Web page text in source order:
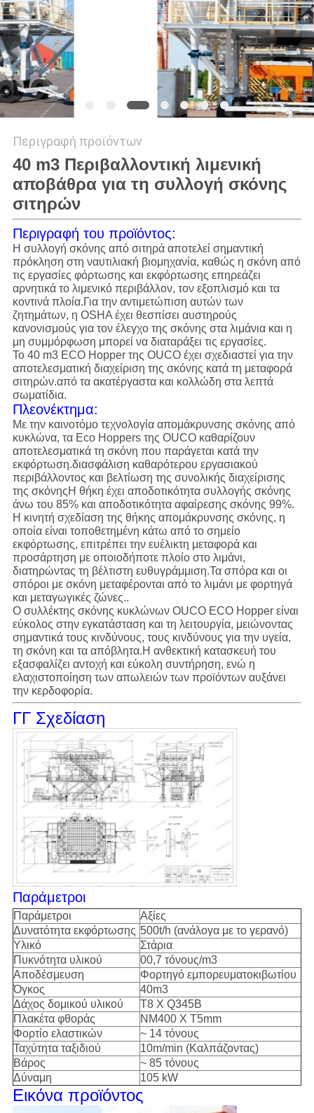
Περιγραφή προϊόντων
40 m3 Περιβαλλοντική λιμενική
αποβάθρα για τη συλλογή σκόνης
σιτηρών
Περιγραφή του προϊόντος:
Η συλλογή σκόνης από σιτηρά αποτελεί σημαντική
πρόκληση στη ναυτιλιακή βιομηχανία, καθώς η σκόνη από
τις εργασίες φόρτωσης και εκφόρτωσης επηρεάζει
αρνητικά το λιμενικό περιβάλλον, τον εξοπλισμό και τα
κοντινά πλοία.Για την αντιμετώπιση αυτών των
ζητημάτων, η OSHA έχει θεσπίσει αυστηρούς
κανονισμούς για τον έλεγχο της σκόνης στα λιμάνια και η
μη συμμόρφωση μπορεί να διαταράξει τις εργασίες.
Το 40 m3 ECO Hopper της OUCO έχει σχεδιαστεί για την
αποτελεσματική διαχείριση της σκόνης κατά τη μεταφορά
σιτηρών.από τα ακατέργαστα και κολλώδη στα λεπτά
σωματίδια.
Πλεονέκτημα:
Με την καινοτόμο τεχνολογία απομάκρυνσης σκόνης από
κυκλώνα, τα Eco Hoppers της OUCO καθαρίζουν
αποτελεσματικά τη σκόνη που παράγεται κατά την
εκφόρτωση.διασφάλιση καθαρότερου εργασιακού
περιβάλλοντος και βελτίωση της συνολικής διαχείρισης
της σκόνηςΗ θήκη έχει αποδοτικότητα συλλογής σκόνης
άνω του 85% και αποδοτικότητα αφαίρεσης σκόνης 99%.
Η κινητή σχεδίαση της θήκης απομάκρυνσης σκόνης, η
οποία είναι τοποθετημένη κάτω από το σημείο
εκφόρτωσης, επιτρέπει την ευέλικτη μεταφορά και
προσάρτηση με οποιοδήποτε πλοίο στο λιμάνι,
διατηρώντας τη βέλτιστη ευθυγράμμιση.Τα σπόρα και οι
σπόροι με σκόνη μεταφέρονται από το λιμάνι με φορτηγά
και μεταγωγικές ζώνες..
Ο συλλέκτης σκόνης κυκλώνων OUCO ECO Hopper είναι
εύκολος στην εγκατάσταση και τη λειτουργία, μειώνοντας
σημαντικά τους κινδύνους, τους κινδύνους για την υγεία,
τη σκόνη και τα απόβλητα.Η ανθεκτική κατασκευή του
εξασφαλίζει αντοχή και εύκολη συντήρηση, ενώ η
ελαχιστοποίηση των απωλειών των προϊόντων αυξάνει
την κερδοφορία.
ΓΓ Σχεδίαση
Παράμετροι
Παράμετροι
Αξίες
Δυνατότητα εκφόρτωσης 500t/h (ανάλογα με το γερανό)
Υλικό
Στάρια
Πυκνότητα υλικού
00,7 τόνους/m3
Αποδέσμευση
Φορτηγό εμπορευματοκιβωτίου
Όγκος
40m3
Δάχος δομικού υλικού
Τ8 X Q345B
Πλακέτα φθοράς
NM400 X T5mm
Φορτίο ελαστικών
~ 14 τόνους
Ταχύτητα ταξιδιού
10m/min (Καλπάζοντας)
Βάρος
~ 85 τόνους
Δύναμη
105 kW
Εικόνα προϊόντος